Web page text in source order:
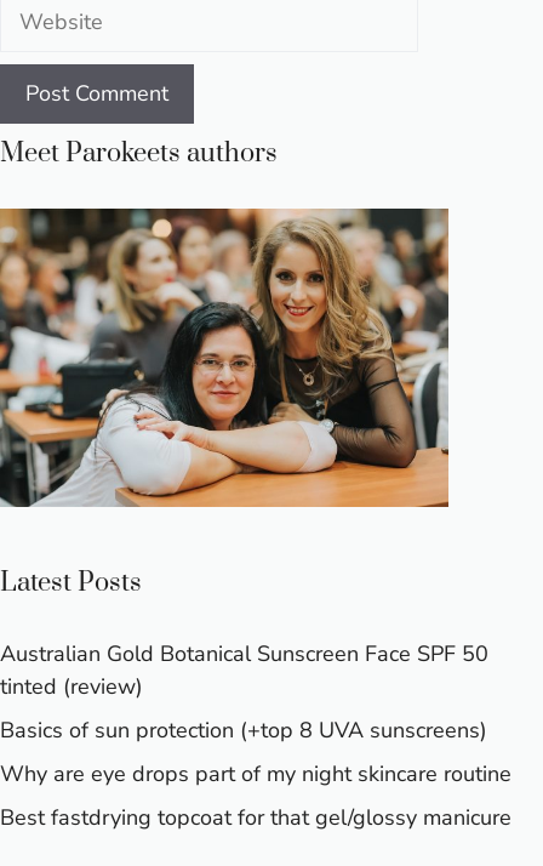
Website
Meet Parokeets authors
Latest Posts
Australian Gold Botanical Sunscreen Face SPF 50
tinted (review)
Basics of sun protection (+top 8 UVA sunscreens)
Why are eye drops part of my night skincare routine
Best fastdrying topcoat for that gel/glossy manicure